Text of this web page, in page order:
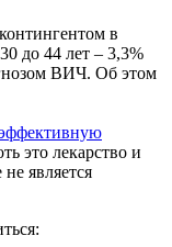
в
до 44 лет – 3,3%
ВИЧ. Об этом
это лекарство и
является